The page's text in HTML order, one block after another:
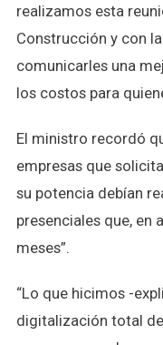
realizamos esta
Construcción y con
comunicarles una
los costos para
El ministro recordó
empresas que
su potencia debían
presenciales que, en
meses”.
“Lo que hicimos -
digitalización total